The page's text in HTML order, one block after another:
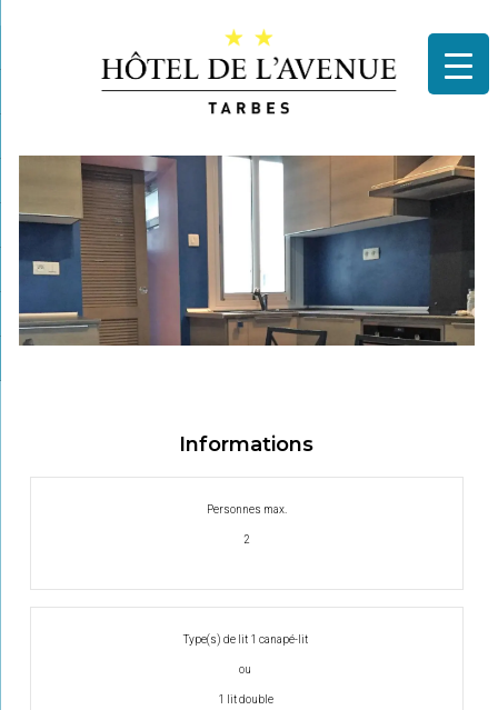
Informations
Personnes max.
2
Type(s) de lit 1 canapé-lit
ou
1 lit double